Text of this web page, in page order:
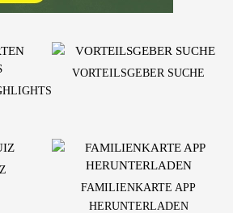
VORTEILSGEBER SUCHE
FAMILIENKARTE APP
HERUNTERLADEN